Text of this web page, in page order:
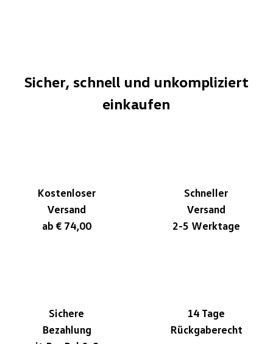
Sicher, schnell und unkompliziert
einkaufen
Kostenloser
Versand
ab € 74,00
Schneller
Versand
2-5 Werktage
Sichere
Bezahlung
14 Tage
Rückgaberecht